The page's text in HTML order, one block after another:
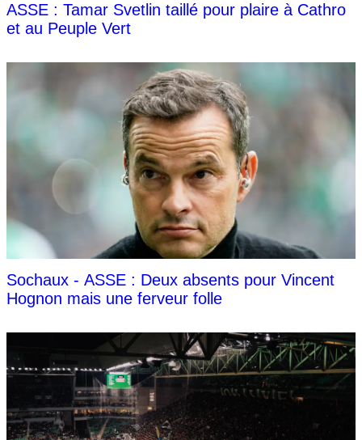
ASSE : Tamar Svetlin taillé pour plaire à Cathro
et au Peuple Vert
Sochaux - ASSE : Deux absents pour Vincent
Hognon mais une ferveur folle